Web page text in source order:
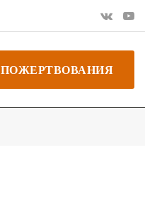
ПОЖЕРТВОВАНИЯ